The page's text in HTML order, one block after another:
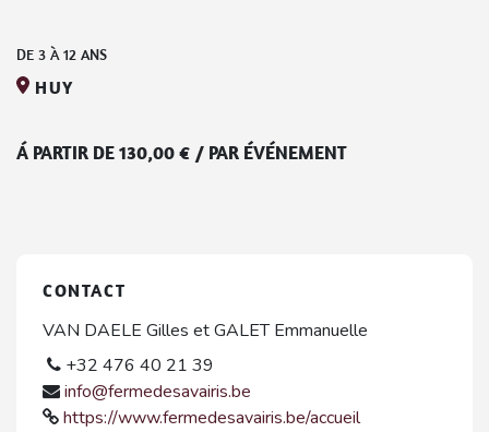
DE 3 À12 ANS
HUY
Á PARTIR DE130,00€ / PAR ÉVÉNEMENT
CONTACT
VAN DAELE Gilles et GALET Emmanuelle
+32 476 40 21 39
info@fermedesavairis.be
https://www.fermedesavairis.be/accueil